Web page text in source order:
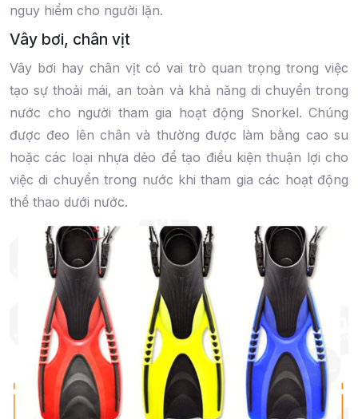
nguy hiểm cho người lặn.
Vây bơi, chân vịt
Vây bơi hay chân vịt có vai trò quan trọng trong việc
tạo sự thoải mái, an toàn và khả năng di chuyển trong
nước cho người tham gia hoạt động Snorkel. Chúng
được đeo lên chân và thường được làm bằng cao su
hoặc các loại nhựa dẻo để tạo điều kiện thuận lợi cho
việc di chuyển trong nước khi tham gia các hoạt động
thể thao dưới nước.